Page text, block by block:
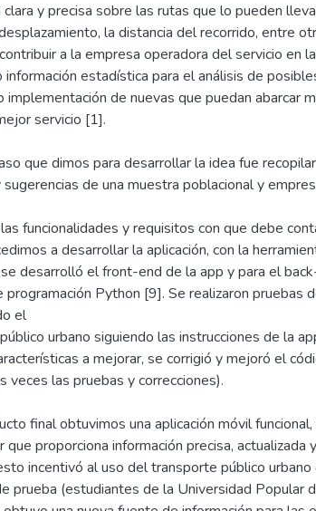
clara y precisa sobre las rutas que lo pueden
la distancia del recorrido, entre
a la empresa operadora del servicio en
información estadística para el análisis de
implementación de nuevas que puedan abarcar
servicio [1].
que dimos para desarrollar la idea fue
de una muestra poblacional y
funcionalidades y requisitos con que debe
a desarrollar la aplicación, con la
desarrolló el front-end de la app y para el
programación Python [9]. Se realizaron pruebas
el
urbano siguiendo las instrucciones de la
a mejorar, se corrigió y mejoró el
veces las pruebas y correcciones).
final obtuvimos una aplicación móvil
que proporciona información precisa, actualizada
incentivó al uso del transporte público
prueba (estudiantes de la Universidad Popular